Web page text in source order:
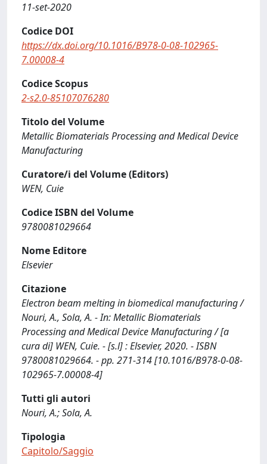
11-set-2020
Codice DOI
https://dx.doi.org/10.1016/B978-0-08-102965-
7.00008-4
Codice Scopus
2-s2.0-85107076280
Titolo del Volume
Metallic Biomaterials Processing and Medical Device
Manufacturing
Curatore/i del Volume (Editors)
WEN, Cuie
Codice ISBN del Volume
9780081029664
Nome Editore
Elsevier
Citazione
Electron beam melting in biomedical manufacturing /
Nouri, A., Sola, A. - In: Metallic Biomaterials
Processing and Medical Device Manufacturing / [a
cura di] WEN, Cuie. - [s.l] : Elsevier, 2020. - ISBN
9780081029664. - pp. 271-314 [10.1016/B978-0-08-
102965-7.00008-4]
Tutti gli autori
Nouri, A.; Sola, A.
Tipologia
Capitolo/Saggio